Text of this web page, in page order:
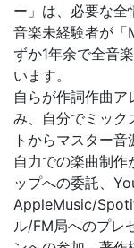
ー」は、必要な全
音楽未経験者が
ずか1年余で全音
います。
自らが作詞作曲ア
み、自分でミック
トからマスター音
自力での楽曲制
ップへの委託、
AppleMusic/
ル/FM局へのプレ